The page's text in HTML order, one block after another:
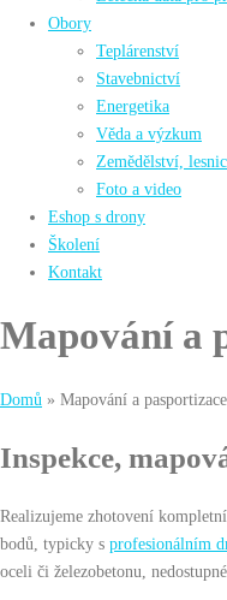
Obory
Teplárenství
Stavebnictví
Energetika
Věda a výzkum
Zemědělství,
Foto a video
Eshop s drony
Školení
Kontakt
Mapování a
Domů » Mapování a
Inspekce,
Realizujeme zhotovení
bodů, typicky s profesionálním
oceli či železobetonu,